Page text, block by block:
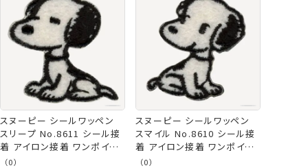
スヌーピー シールワッペン
スリープ No.8611 シール接
着 アイロン接着 ワンポイン
ト ネコポス可 ミササ 手芸の
（0）
スヌーピー シールワッペン
スマイル No.8610 シール接
着 アイロン接着 ワンポイン
ト ネコポス可 ミササ 手芸の
（0）